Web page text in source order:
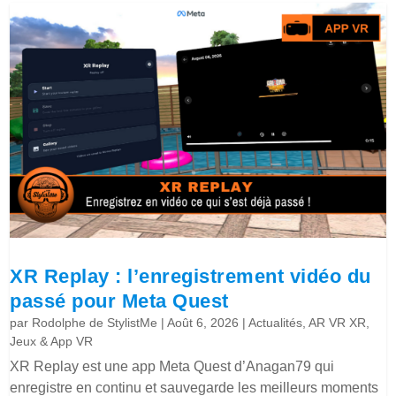
XR Replay : l’enregistrement vidéo du
passé pour Meta Quest
par Rodolphe de StylistMe |Août 6, 2026 |Actualités ,AR VR XR
Jeux & App VR
XR Replay est une app Meta Quest d’Anagan79 qui
enregistre en continu et sauvegarde les meilleurs moments